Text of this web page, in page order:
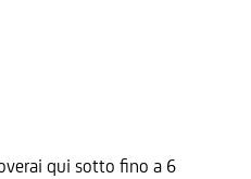
qui sotto fino a 6